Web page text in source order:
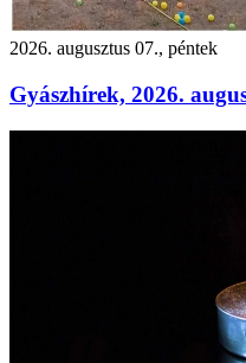
2026. augusztus 07., péntek
Gyászhírek, 2026.